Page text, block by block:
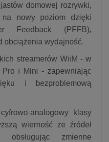
domowej rozrywki,
nowy poziom dzięki
Feedback (PFFB),
obciążenia wydajność.
streamerów WiiM - w
i Mini - zapewniając
i bezproblemową
analogowy klasy
wierność ze źródeł
obsługując zmienne